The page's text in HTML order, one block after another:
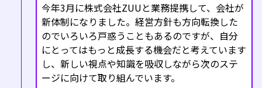
今年3月に株式会社ZUUと業務提携して、会社が
新体制になりました。経営方針も方向転換した
のでいろいろ戸惑うこともあるのですが、自分
にとってはもっと成長する機会だと考えています
し、新しい視点や知識を吸収しながら次のステ
ージに向けて取り組んでいます。